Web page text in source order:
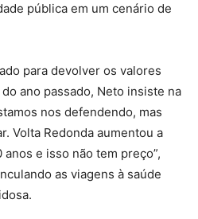
pública em um cenário de
para devolver os valores
ano passado, Neto insiste na
nos defendendo, mas
Volta Redonda aumentou a
e isso não tem preço”,
as viagens à saúde